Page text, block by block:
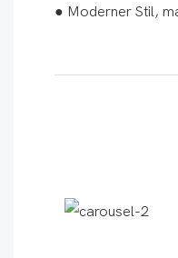
● Moderner Stil,